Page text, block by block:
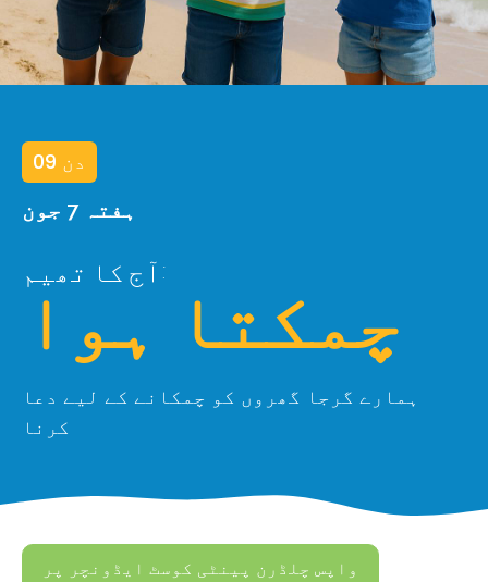
دن 09
ہفتہ 7 جون
آج کا تھیم:
چمکتا ہوا
ہمارے گرجا گھروں کو چمکانے کے لیے دعا
کرنا
واپس چلڈرن پینٹی کوسٹ ایڈونچر پر